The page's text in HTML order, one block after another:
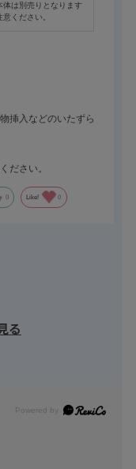
体は別売りとなります
ください。
挿入などのいたずら
ださい。
0 Like! 0
る
Powered by